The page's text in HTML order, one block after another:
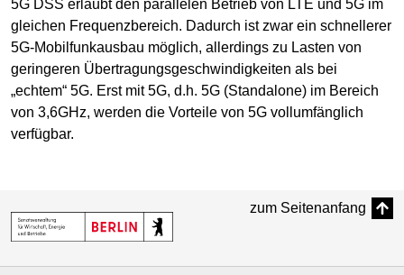
5G DSS erlaubt den parallelen Betrieb von LTE und 5G im
gleichen Frequenzbereich. Dadurch ist zwar ein schnellerer
5G-Mobilfunkausbau möglich, allerdings zu Lasten von
geringeren Übertragungsgeschwindigkeiten als bei
„echtem“ 5G. Erst mit 5G, d.h. 5G (Standalone) im Bereich
von 3,6GHz, werden die Vorteile von 5G vollumfänglich
verfügbar.
zum Seitenanfang